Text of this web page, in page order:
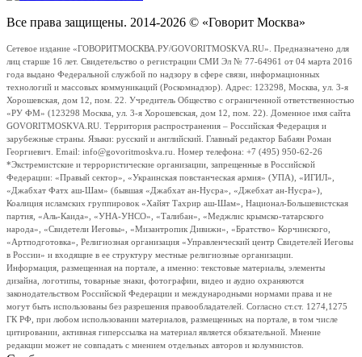
Все права защищены. 2014-2026 © «Говорит Москва»
Сетевое издание «ГОВОРИТМОСКВА.РУ/GOVORITMOSKVA.RU». Предназначено для
лиц старше 16 лет. Свидетельство о регистрации СМИ Эл № 77-64961 от 04 марта 2016
года выдано Федеральной службой по надзору в сфере связи, информационных
технологий и массовых коммуникаций (Роскомнадзор). Адрес: 123298, Москва, ул. 3-я
Хорошевская, дом 12, пом. 22. Учредитель Общество с ограниченной ответственностью
«РУ ФМ» (123298 Москва, ул. 3-я Хорошевская, дом 12, пом. 22). Доменное имя сайта
GOVORITMOSKVA.RU. Территория распространения – Российская Федерация и
зарубежные страны. Языки: русский и английский. Главный редактор Бабаян Роман
Георгиевич. Email: info@govoritmoskva.ru. Номер телефона: +7 (495) 950-62-26
*Экстремистские и террористические организации, запрещенные в Российской
Федерации: «Правый сектор», «Украинская повстанческая армия» (УПА), «ИГИЛ»,
«Джабхат Фатх аш-Шам» (бывшая «Джабхат ан-Нусра», «Джебхат ан-Нусра»),
Коалиция исламских группировок «Хайят Тахрир аш-Шам», Национал-Большевистская
партия, «Аль-Каида», «УНА-УНСО», «Талибан», «Меджлис крымско-татарского
народа», «Свидетели Иеговы», «Мизантропик Дивижн», «Братство» Корчинского,
«Артподготовка», Религиозная организация «Управленческий центр Свидетелей Иеговы
в России» и входящие в ее структуру местные религиозные организации.
Информация, размещенная на портале, а именно: текстовые материалы, элементы
дизайна, логотипы, товарные знаки, фотографии, видео и аудио охраняются
законодательством Российской Федерации и международными нормами права и не
могут быть использованы без разрешения правообладателей. Согласно ст.ст. 1274,1275
ГК РФ, при любом использовании материалов, размещенных на портале, в том числе
цитировании, активная гиперссылка на материал является обязательной. Мнение
редакции может не совпадать с мнением отдельных авторов и колумнистов.